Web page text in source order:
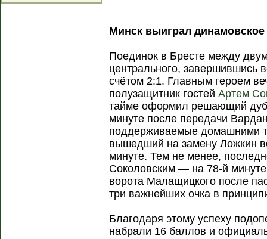
Минск выиграл
Поединок в Бресте между
центрального, завершившись
счётом 2:1. Главным героем
полузащитник гостейАртем
тайме оформил решающий
минуте после передачи
поддерживаемые домашними
вышедший на замену Ложкин
минуте. Тем не менее,
Соколовским — на 78-й
ворота Малащицкого после
три важнейших очка в
Благодаря этому успеху
набрали 16 баллов и